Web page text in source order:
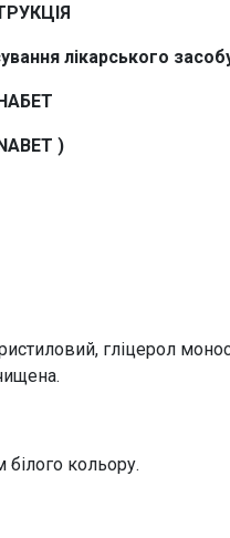
лікарського
)
гліцерол
кольору.